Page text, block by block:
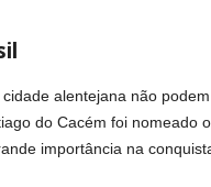
alentejana não
do Cacém foi nomeado
importância na